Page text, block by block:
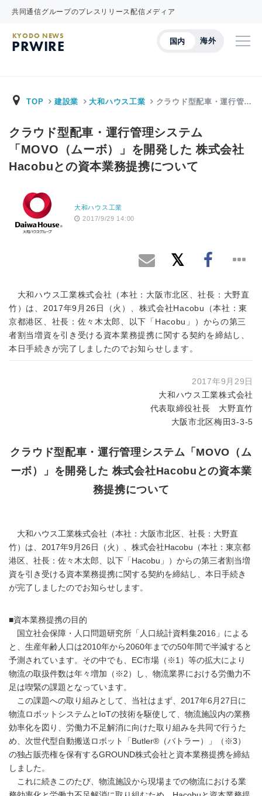
共同通信グループのプレスリリース配信メディア
国内 海外
KYODO NEWS
PRWIRE
TOP 建設業 大和ハウス工業 クラウド型配車・運行管…
クラウド型配車・運行管理システム
「MOVO（ムーボ）」を開発した 株式会社
Hacobuとの資本業務提携について
大和ハウス工業
2017/9/29 14:00
大和ハウス工業株式会社（本社：大阪市北区、社長：大野直
竹）は、2017年9月26日（火）、株式会社Hacobu（本社：東
京都港区、社長：佐々木太郎、以下「Hacobu」）からの第三
者割当増資を引き受ける資本業務提携に関する契約を締結し、
本日手続きが完了しましたのでお知らせします。
2017年9月29日
大和ハウス工業株式会社
代表取締役社長 大野直竹
大阪市北区梅田3-3-5
クラウド型配車・運行管理システム「MOVO（ム
ーボ）」を開発した 株式会社Hacobuとの資本業
務提携について
大和ハウス工業株式会社（本社：大阪市北区、社長：大野直
竹）は、2017年9月26日（火）、株式会社Hacobu（本社：東京都
港区、社長：佐々木太郎、以下「Hacobu」）からの第三者割当増
資を引き受ける資本業務提携に関する契約を締結し、本日手続き
が完了しましたのでお知らせします。
■資本業務提携の目的
国立社会保障・人口問題研究所「人口統計資料集2016」による
と、生産年齢人口は2010年から2060年までの50年間で半減すると
予測されています。その中でも、EC市場（※1）等の拡大により
物流の取扱件数は年々増加（※2）し、物流業界における労働力不
足は喫緊の課題となっています。
この課題への取り組みとして、当社はまず、2017年6月27日に
物流ロボットシステムとIoTの技術を駆使して、物流施設内の業務
効率化を図り、労働力不足解消に向けた取り組みを共同で行うた
め、次世代型自動搬送ロボット「Butler®（バトラー）」（※3）
の独占販売権を保有するGROUND株式会社と資本業務提携を締結
しました。
これに続きこのたび、物流施設から現場までの物流における業